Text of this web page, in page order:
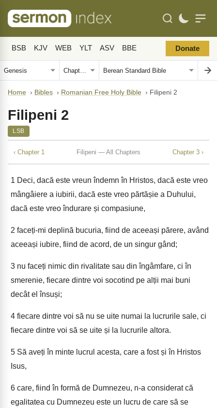
BSB KJV WEB YLT ASV BBE Donate
Home › Bibles › Romanian Free Holy Bible › Filipeni 2
Filipeni 2
LSB
‹ Chapter 1 Filipeni — All Chapters Chapter 3 ›
1 Deci, dacă este vreun îndemn în Hristos, dacă este vreo
mângâiere a iubirii, dacă este vreo părtășie a Duhului,
dacă este vreo îndurare și compasiune,
2 faceți-mi deplină bucuria, fiind de aceeași părere, având
aceeași iubire, fiind de acord, de un singur gând;
3 nu faceți nimic din rivalitate sau din îngâmfare, ci în
smerenie, fiecare dintre voi socotind pe alții mai buni
decât el însuși;
4 fiecare dintre voi să nu se uite numai la lucrurile sale, ci
fiecare dintre voi să se uite și la lucrurile altora.
5 Să aveți în minte lucrul acesta, care a fost și în Hristos
Isus,
6 care, fiind în formă de Dumnezeu, n-a considerat că
egalitatea cu Dumnezeu este un lucru de care să se